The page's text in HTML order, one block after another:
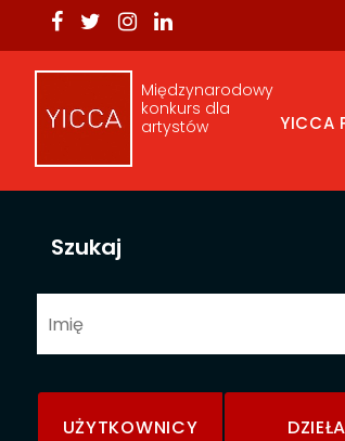
Międzynarodowy
konkurs dla
artystów
YICCA
Szukaj
UŻYTKOWNICY DZIEŁA